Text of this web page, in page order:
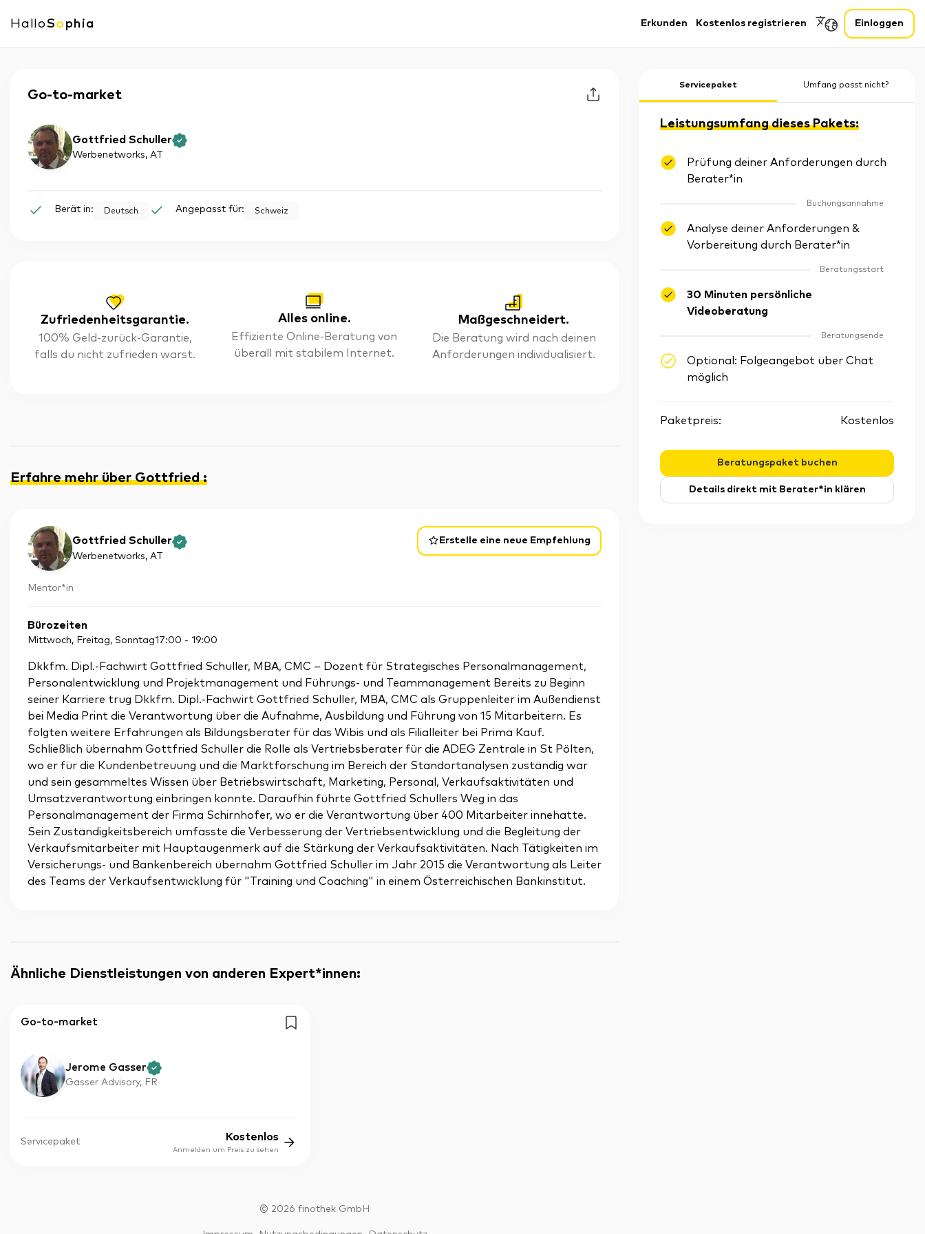
HalloSo phia Erkunden Kostenlos registrieren Einloggen
Go-to-market
Gottfried Schuller
Werbenetworks, AT
Berät in: Deutsch Angepasst für: Schweiz
Zufriedenheitsgarantie.
100% Geld-zurück-Garantie,
falls du nicht zufrieden warst.
Alles online.
Effiziente Online-Beratung von
überall mit stabilem Internet.
Maßgeschneidert.
Die Beratung wird nach deinen
Anforderungen individualisiert.
Erfahre mehr über Gottfried:
Gottfried Schuller
Werbenetworks, AT
Mentor*in
Bürozeiten
Mittwoch, Freitag, Sonntag17:00 - 19:00
Erstelle eine neue Empfehlung
Dkkfm. Dipl.-Fachwirt Gottfried Schuller, MBA, CMC – Dozent für Strategisches Personalmanagement,
Personalentwicklung und Projektmanagement und Führungs- und Teammanagement Bereits zu Beginn
seiner Karriere trug Dkkfm. Dipl.-Fachwirt Gottfried Schuller, MBA, CMC als Gruppenleiter im Außendienst
bei Media Print die Verantwortung über die Aufnahme, Ausbildung und Führung von 15 Mitarbeitern. Es
folgten weitere Erfahrungen als Bildungsberater für das Wibis und als Filialleiter bei Prima Kauf.
Schließlich übernahm Gottfried Schuller die Rolle als Vertriebsberater für die ADEG Zentrale in St Pölten,
wo er für die Kundenbetreuung und die Marktforschung im Bereich der Standortanalysen zuständig war
und sein gesammeltes Wissen über Betriebswirtschaft, Marketing, Personal, Verkaufsaktivitäten und
Umsatzverantwortung einbringen konnte. Daraufhin führte Gottfried Schullers Weg in das
Personalmanagement der Firma Schirnhofer, wo er die Verantwortung über 400 Mitarbeiter innehatte.
Sein Zuständigkeitsbereich umfasste die Verbesserung der Vertriebsentwicklung und die Begleitung der
Verkaufsmitarbeiter mit Hauptaugenmerk auf die Stärkung der Verkaufsaktivitäten. Nach Tätigkeiten im
Versicherungs- und Bankenbereich übernahm Gottfried Schuller im Jahr 2015 die Verantwortung als Leiter
des Teams der Verkaufsentwicklung für "Training und Coaching" in einem Österreichischen Bankinstitut.
Ähnliche Dienstleistungen von anderen Expert*innen:
Go-to-market
Jerome Gasser
Gasser Advisory, FR
Servicepaket Kostenlos
Anmelden um Preis zu sehen
© 2026 finothek GmbH
Servicepaket Umfang passt nicht?
Leistungsumfang dieses Pakets:
Prüfung deiner Anforderungen durch
Berater*in
Buchungsannahme
Analyse deiner Anforderungen &
Vorbereitung durch Berater*in
Beratungsstart
30 Minuten persönliche
Videoberatung
Beratungsende
Optional: Folgeangebot über Chat
möglich
Paketpreis: Kostenlos
Beratungspaket buchen
Details direkt mit Berater*in klären